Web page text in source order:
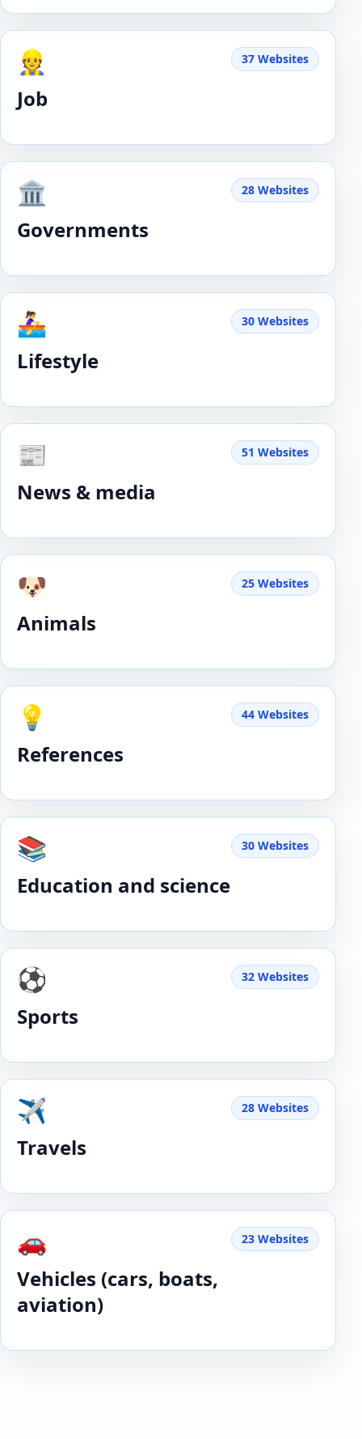
👷
Job
37 Websites
🏛️
Governments
28 Websites
🚣‍♀️
Lifestyle
30 Websites
📰
News & media
51 Websites
🐶
Animals
25 Websites
💡
References
44 Websites
📚
Education and science
30 Websites
⚽️
Sports
32 Websites
✈️
Travels
28 Websites
🚗
Vehicles (cars, boats,
aviation)
23 Websites